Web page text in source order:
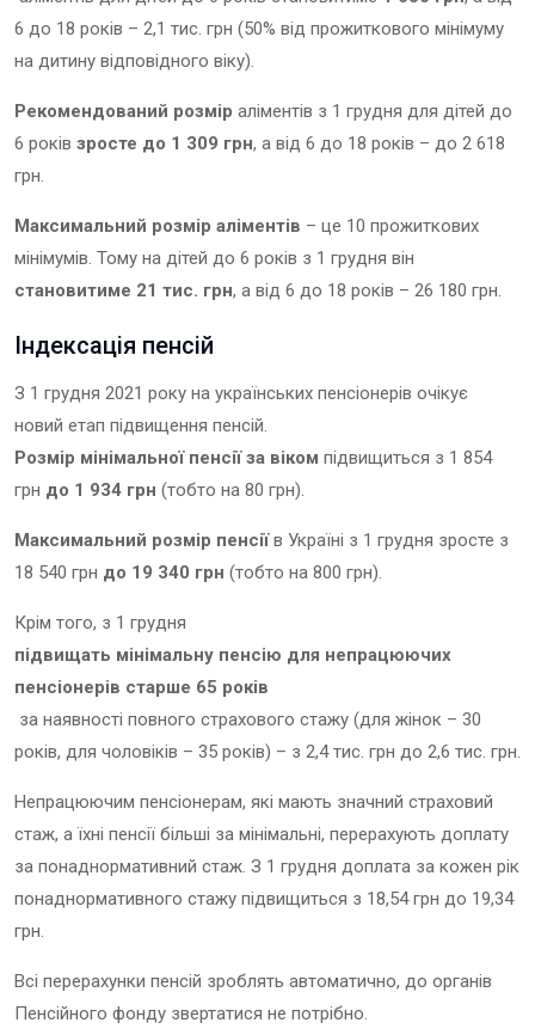
6 до 18 років – 2,1 тис. грн (50% від прожиткового мінімуму
на дитину відповідного віку).
Рекомендований розмір аліментів з 1 грудня для дітей до
6 років зросте до 1 309 грн, а від 6 до 18 років – до 2 618
грн.
Максимальний розмір аліментів – це 10 прожиткових
мінімумів. Тому на дітей до 6 років з 1 грудня він
становитиме 21 тис. грн, а від 6 до 18 років – 26 180 грн.
Індексація пенсій
З 1 грудня 2021 року на українських пенсіонерів очікує
новий етап підвищення пенсій.
Розмір мінімальної пенсії за віком підвищиться з 1 854
грн до 1 934 грн (тобто на 80 грн).
Максимальний розмір пенсіїв Україні з 1 грудня зросте з
18 540 грн до 19 340 грн (тобто на 800 грн).
Крім того, з 1 грудня
підвищать мінімальну пенсію для непрацюючих
пенсіонерів старше 65 років
за наявності повного страхового стажу (для жінок – 30
років, для чоловіків – 35 років) – з 2,4 тис. грн до 2,6 тис. грн.
Непрацюючим пенсіонерам, які мають значний страховий
стаж, а їхні пенсії більші за мінімальні, перерахують доплату
за понаднормативний стаж. З 1 грудня доплата за кожен рік
понаднормативного стажу підвищиться з 18,54 грн до 19,34
грн.
Всі перерахунки пенсій зроблять автоматично, до органів
Пенсійного фонду звертатися не потрібно.